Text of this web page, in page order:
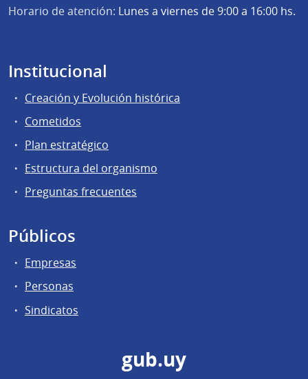
Horario de atención: Lunes a viernes de 9:00 a 16:00 hs.
Institucional
Creación y Evolución histórica
Cometidos
Plan estratégico
Estructura del organismo
Preguntas frecuentes
Públicos
Empresas
Personas
Sindicatos
gub.uy